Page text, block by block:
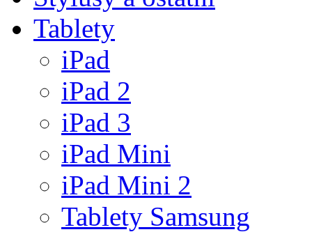
Tablety
iPad
iPad 2
iPad 3
iPad Mini
iPad Mini 2
Tablety Samsung